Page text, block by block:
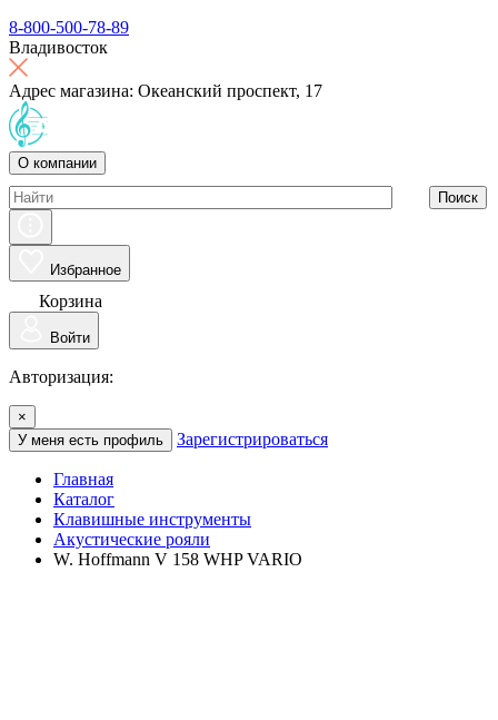
8-800-500-78-89
Владивосток
Адрес магазина: Океанский проспект, 17
О компании
Поиск
Избранное
Корзина
Войти
Авторизация:
×
У меня есть профиль
Зарегистрироваться
Главная
Каталог
Клавишные инструменты
Акустические рояли
W. Hoffmann V 158 WHP VARIO